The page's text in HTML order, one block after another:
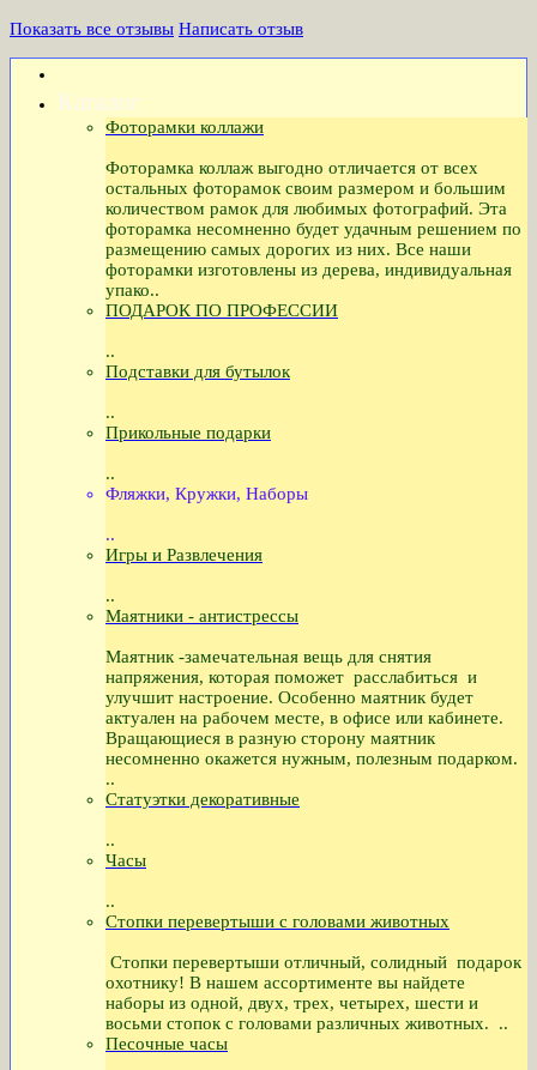
Показать все отзывы Написать отзыв
Каталог
Фоторамки коллажи
Фоторамка коллаж выгодно отличается от всех
остальных фоторамок своим размером и большим
количеством рамок для любимых фотографий. Эта
фоторамка несомненно будет удачным решением по
размещению самых дорогих из них. Все наши
фоторамки изготовлены из дерева, индивидуальная
упако..
ПОДАРОК ПО ПРОФЕССИИ
..
Подставки для бутылок
..
Прикольные подарки
..
Фляжки, Кружки, Наборы
..
Игры и Развлечения
..
Маятники - антистрессы
Маятник -замечательная вещь для снятия
напряжения, которая поможет расслабиться и
улучшит настроение. Особенно маятник будет
актуален на рабочем месте, в офисе или кабинете.
Вращающиеся в разную сторону маятник
несомненно окажется нужным, полезным подарком.
..
Статуэтки декоративные
..
Часы
..
Стопки перевертыши с головами животных
Стопки перевертыши отличный, солидный подарок
охотнику! В нашем ассортименте вы найдете
наборы из одной, двух, трех, четырех, шести и
восьми стопок с головами различных животных. ..
Песочные часы